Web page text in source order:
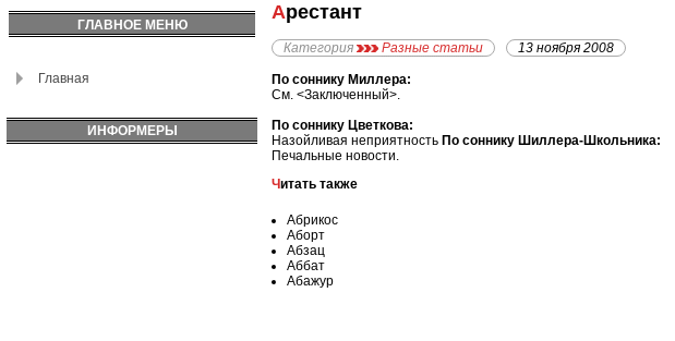
ГЛАВНОЕ МЕНЮ
Главная
ИНФОРМЕРЫ
Арестант
Категория Разные статьи 13 ноября 2008
По соннику Миллера:
См. <Заключенный>.
По соннику Цветкова:
Назойливая неприятность По соннику Шиллера-Школьника:
Печальные новости.
Читать также
Абрикос
Аборт
Абзац
Аббат
Абажур